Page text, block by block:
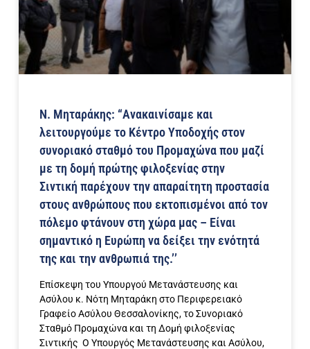
Ν. Μηταράκης: “Ανακαινίσαμε και
λειτουργούμε το Κέντρο Υποδοχής στον
συνοριακό σταθμό του Προμαχώνα που μαζί
με τη δομή πρώτης φιλοξενίας στην
Σιντική παρέχουν την απαραίτητη προστασία
στους ανθρώπους που εκτοπισμένοι από τον
πόλεμο φτάνουν στη χώρα μας – Είναι
σημαντικό η Ευρώπη να δείξει την ενότητά
της και την ανθρωπιά της.’’
Επίσκεψη του Υπουργού Μετανάστευσης και
Ασύλου κ. Νότη Μηταράκη στο Περιφερειακό
Γραφείο Ασύλου Θεσσαλονίκης, το Συνοριακό
Σταθμό Προμαχώνα και τη Δομή φιλοξενίας
Σιντικής Ο Υπουργός Μετανάστευσης και Ασύλου,